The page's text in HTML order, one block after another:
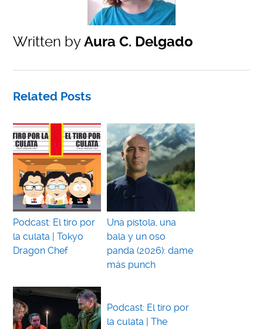
Written byAura C. Delgado
Related Posts
Podcast: El tiro por
la culata | Tokyo
Dragon Chef
Una pistola, una
bala y un oso
panda (2026): dame
más punch
Podcast: El tiro por
la culata | The